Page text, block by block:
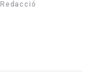
Redacció